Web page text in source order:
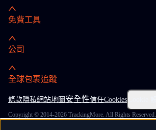
免費工具
公司
全球包裹追蹤
條款隱私網站地圖 安全性信任Cookies
Copyright © 2014-2026 TrackingMore. All Rights Reserved.